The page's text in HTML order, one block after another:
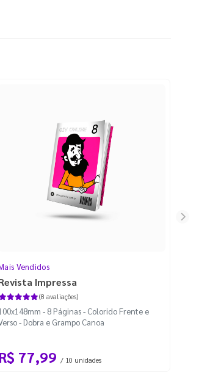
Vendidos
Impressa
(8 avaliações)
- 8 Páginas - Colorido Frente e
- Dobra e Grampo Canoa
R$ 77,99 / 10 unidades